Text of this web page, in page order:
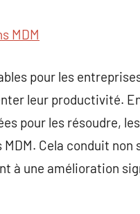
MDM
pour les
leur productivité.
pour les résoudre,
Cela conduit
à une amélioration